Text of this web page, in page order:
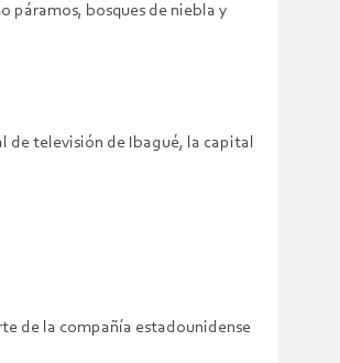
páramos, bosques de niebla y
de televisión de Ibagué, la capital
de la compañía estadounidense